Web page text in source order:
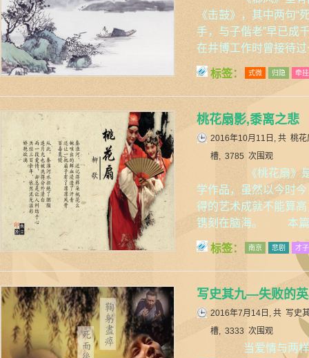
《击鼓》，其中两句“
手，与子偕老”早已
在井博工作时曾接待
标签： 式微 归隐 牵挂
桃花扇影,黍离之悲
2016年10月11日, 共 桃花
槽, 3785 次围观
《桃花扇》是
学作品，虽然以今时
得的艺术成就不能算
镌刻在脑海。 本
标签： 南京 悲剧 才
写史其九—失败的
2016年7月14日, 共 写史
槽, 3333 次围观
当爱情与两样